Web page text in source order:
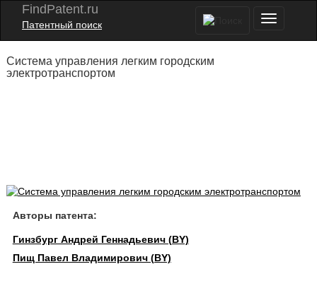
FindPatent.ru
Патентный поиск
Система управления легким городским
электротранспортом
Авторы патента:
Гинзбург Андрей Геннадьевич (BY)
Пищ Павел Владимирович (BY)